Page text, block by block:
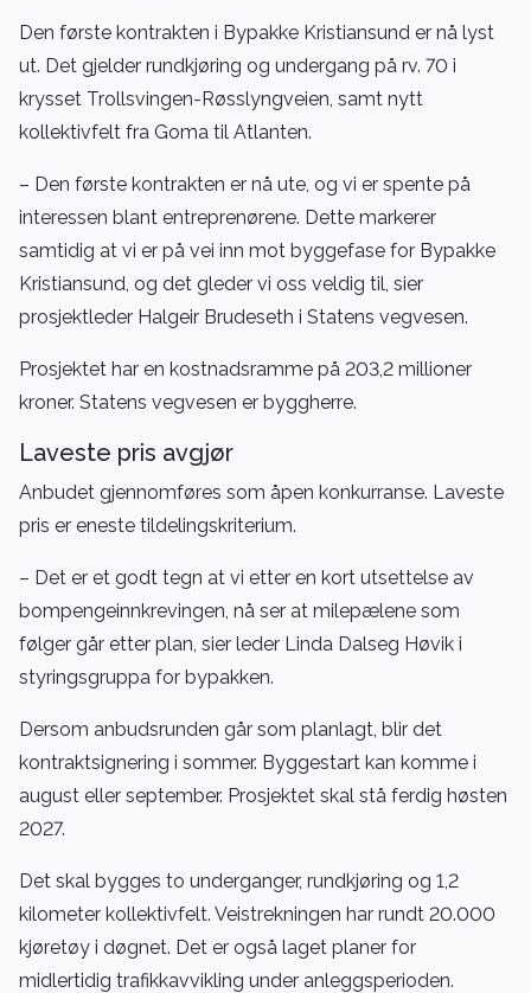
Den første kontrakten i Bypakke Kristiansund er nå lyst
ut. Det gjelder rundkjøring og undergang på rv. 70 i
krysset Trollsvingen-Røsslyngveien, samt nytt
kollektivfelt fra Goma til Atlanten.
– Den første kontrakten er nå ute, og vi er spente på
interessen blant entreprenørene. Dette markerer
samtidig at vi er på vei inn mot byggefase for Bypakke
Kristiansund, og det gleder vi oss veldig til, sier
prosjektleder Halgeir Brudeseth i Statens vegvesen.
Prosjektet har en kostnadsramme på 203,2 millioner
kroner. Statens vegvesen er byggherre.
Laveste pris avgjør
Anbudet gjennomføres som åpen konkurranse. Laveste
pris er eneste tildelingskriterium.
– Det er et godt tegn at vi etter en kort utsettelse av
bompengeinnkrevingen, nå ser at milepælene som
følger går etter plan, sier leder Linda Dalseg Høvik i
styringsgruppa for bypakken.
Dersom anbudsrunden går som planlagt, blir det
kontraktsignering i sommer. Byggestart kan komme i
august eller september. Prosjektet skal stå ferdig høsten
2027.
Det skal bygges to underganger, rundkjøring og 1,2
kilometer kollektivfelt. Veistrekningen har rundt 20.000
kjøretøy i døgnet. Det er også laget planer for
midlertidig trafikkavvikling under anleggsperioden.